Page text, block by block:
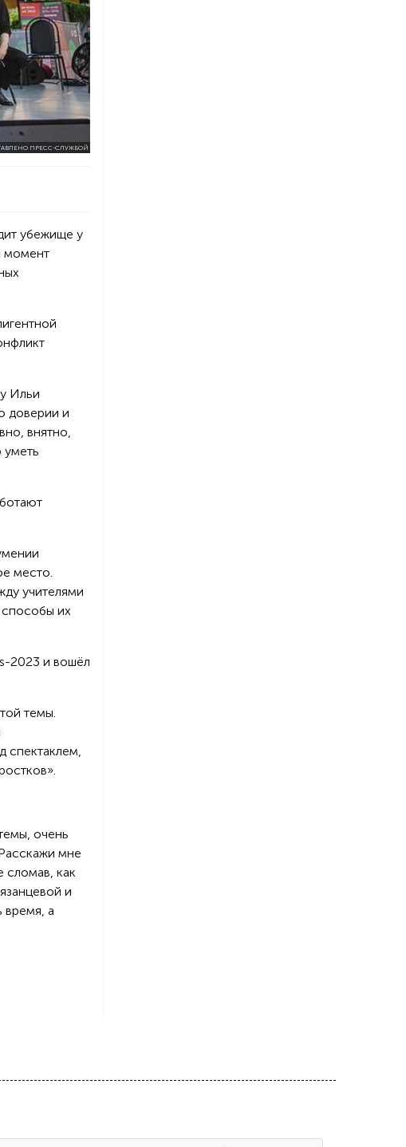
ПРЕСС-СЛУЖБОЙ
убежище у
момент
Ильи
доверии и
внятно,
уметь
место.
учителями
их
2023 и вошёл
темы.
спектаклем,
очень
мне
сломав, как
и
время, а